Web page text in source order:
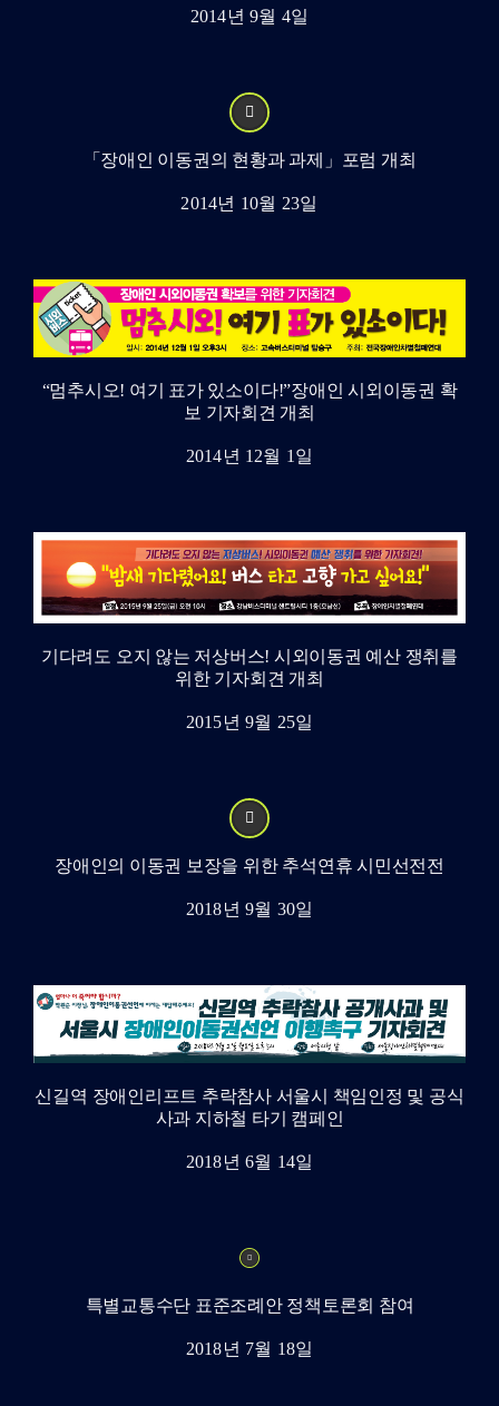
2014년 9월 4일
「장애인 이동권의 현황과 과제」포럼 개최
2014년 10월 23일
“멈추시오! 여기 표가 있소이다!”장애인 시외이동권 확
보 기자회견 개최
2014년 12월 1일
기다려도 오지 않는 저상버스! 시외이동권 예산 쟁취를
위한 기자회견 개최
2015년 9월 25일
장애인의 이동권 보장을 위한 추석연휴 시민선전전
2018년 9월 30일
신길역 장애인리프트 추락참사 서울시 책임인정 및 공식
사과 지하철 타기 캠페인
2018년 6월 14일
특별교통수단 표준조례안 정책토론회 참여
2018년 7월 18일